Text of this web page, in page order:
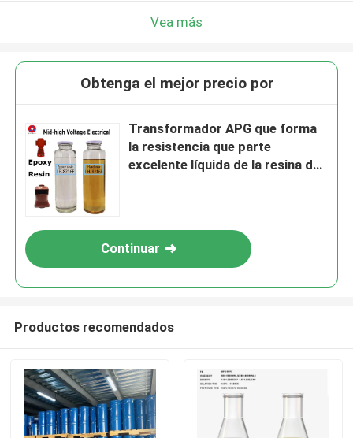
Vea más
Obtenga el mejor precio por
Transformador APG que forma
la resistencia que parte
excelente líquida de la resina de
Continuar
Productos recomendados